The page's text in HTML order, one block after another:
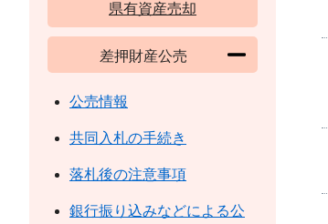
県有資産売却
差押財産公売
公売情報
共同入札の手続き
落札後の注意事項
銀行振り込みなどによる公